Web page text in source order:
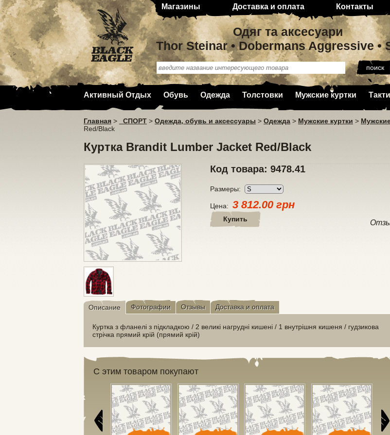
Магазины Доставка и оплата Контакты
Одяг та аксесуари
Thor Steinar • Dobermans Aggressive •
Активный Отдых Обувь Одежда Толстовки Мужские куртки
Главная > _СПОРТ > Одежда, обувь и аксессуары > Одежда > Мужские куртки >
Red/Black
Куртка Brandit Lumber Jacket Red/Black
Код товара: 9478.41
Размеры:
Цена: 3 812.00 грн
Купить
Описание Фотографии Отзывы Доставка и оплата
Куртка з фланелі з підкладкою / 2 великі нагрудні кишені / 1 внутрішня кишеня / гудзикова
стрічка прямий крій (прямий крій)
С этим товаром покупают